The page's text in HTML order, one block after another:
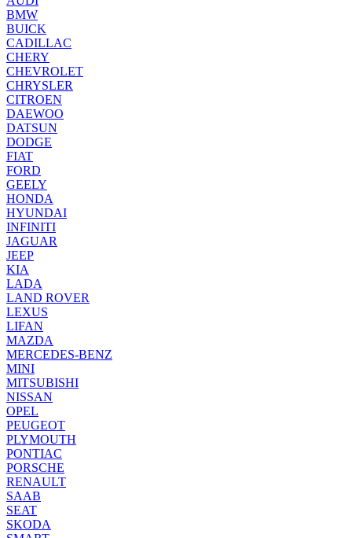
BMW
BUICK
CADILLAC
CHERY
CHEVROLET
CHRYSLER
CITROEN
DAEWOO
DATSUN
DODGE
FIAT
FORD
GEELY
HONDA
HYUNDAI
INFINITI
JAGUAR
JEEP
KIA
LADA
LAND ROVER
LEXUS
LIFAN
MAZDA
MERCEDES-BENZ
MINI
MITSUBISHI
NISSAN
OPEL
PEUGEOT
PLYMOUTH
PONTIAC
PORSCHE
RENAULT
SAAB
SEAT
SKODA